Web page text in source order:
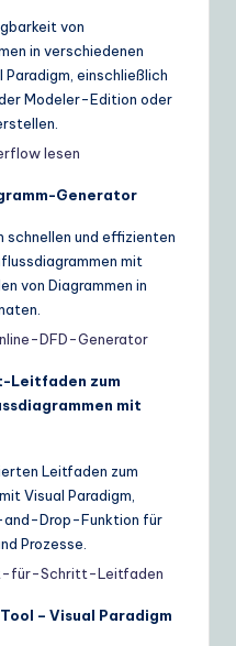
von
in verschiedenen
Paradigm, einschließlich
Modeler-Edition oder
lesen
Generator
schnellen und effizienten
mit
von Diagrammen in
DFD-Generator
Leitfaden zum
mit
Leitfaden zum
Visual Paradigm,
and-Drop-Funktion für
Prozesse.
für-Schritt-Leitfaden
– Visual Paradigm